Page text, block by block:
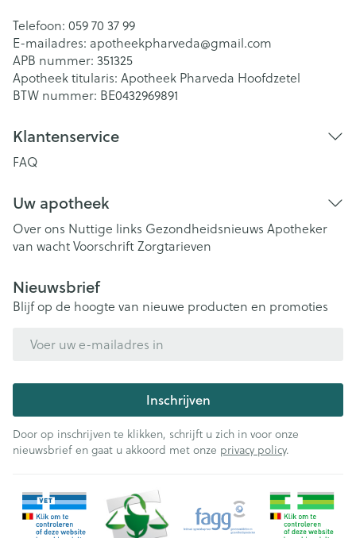
Telefoon: 059 70 37 99
E-mailadres: apotheekpharveda@gmail.com
APB nummer: 351325
Apotheek titularis: Apotheek Pharveda Hoofdzetel
BTW nummer: BE0432969891
Klantenservice
FAQ
Uw apotheek
Over ons Nuttige links Gezondheidsnieuws Apotheker
van wachtVoorschriftZorgtarieven
Nieuwsbrief
Blijf op de hoogte van nieuwe producten en promoties
Inschrijven
Door op inschrijven te klikken, schrijft u zich in voor onze
nieuwsbrief en gaat u akkoord met onze privacy policy.